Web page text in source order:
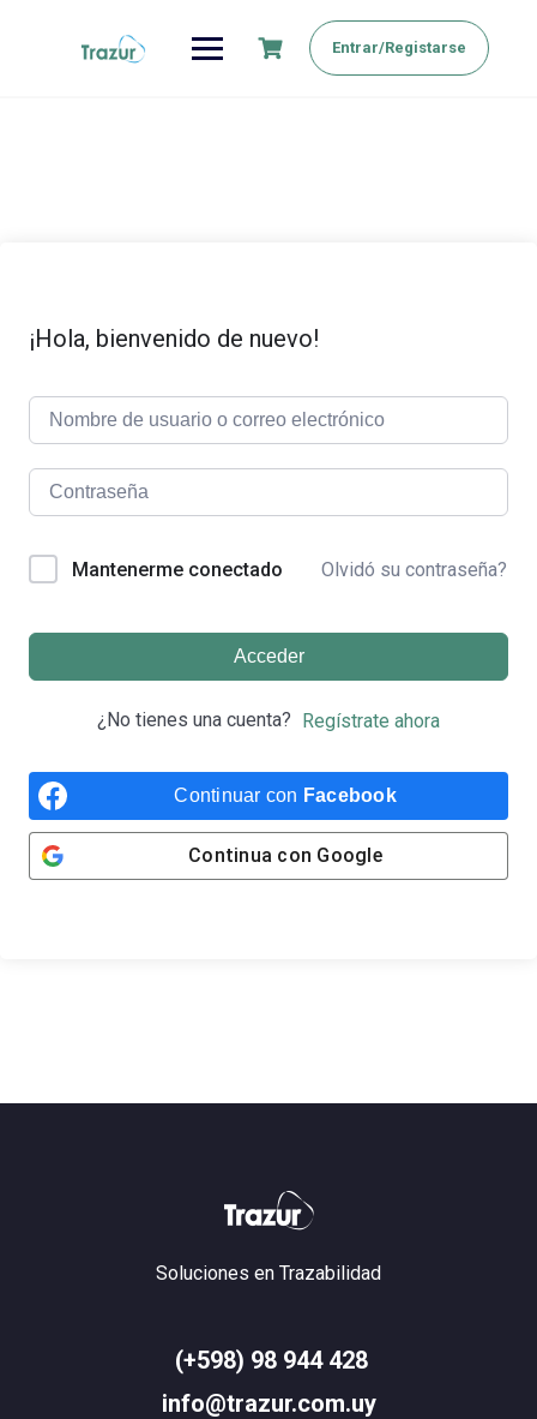
Entrar/Registarse
¡Hola, bienvenido de nuevo!
Mantenerme conectado Olvidó su contraseña?
Acceder
¿No tienes una cuenta? Regístrate ahora
Continuar con Facebook
Continua con Google
Soluciones en Trazabilidad
(+598) 98 944 428
info@trazur.com.uy